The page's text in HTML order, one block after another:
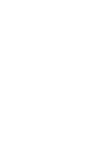
ありません。
です。
ず変更すること